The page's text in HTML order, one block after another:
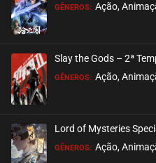
GÊNEROS: Ação,
Slay the Gods – 2ª
GÊNEROS: Ação,
Lord of Mysteries
GÊNEROS: Ação,